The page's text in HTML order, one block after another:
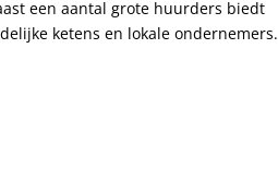
een aantal grote huurders biedt
ketens en lokale ondernemers.